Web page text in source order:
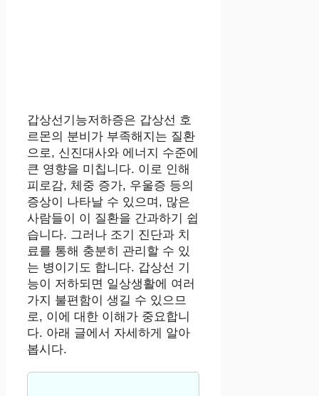
갑상선기능저하증은 갑상선 호
르몬의 분비가 부족해지는 질환
으로, 신진대사와 에너지 수준에
큰 영향을 미칩니다. 이로 인해
피로감, 체중 증가, 우울증 등의
증상이 나타날 수 있으며, 많은
사람들이 이 질환을 간과하기 쉽
습니다. 그러나 조기 진단과 치
료를 통해 충분히 관리할 수 있
는 병이기도 합니다. 갑상선 기
능이 저하되면 일상생활에 여러
가지 불편함이 생길 수 있으므
로, 이에 대한 이해가 중요합니
다. 아래 글에서 자세하게 알아
봅시다.